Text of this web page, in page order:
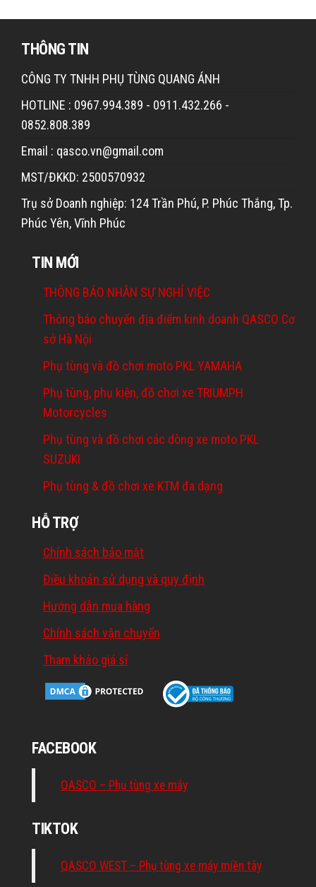
THÔNG TIN
CÔNG TY TNHH PHỤ TÙNG QUANG ÁNH
HOTLINE : 0967.994.389 - 0911.432.266 -
0852.808.389
Email : qasco.vn@gmail.com
MST/ĐKKD: 2500570932
Trụ sở Doanh nghiệp: 124 Trần Phú, P. Phúc Thắng, Tp.
Phúc Yên, Vĩnh Phúc
TIN MỚI
THÔNG BÁO NHÂN SỰ NGHỈ VIỆC
Thông báo chuyển địa điểm kinh doanh QASCO Cơ
sở Hà Nội
Phụ tùng và đồ chơi moto PKL YAMAHA
Phụ tùng, phụ kiện, đồ chơi xe TRIUMPH
Motorcycles
Phụ tùng và đồ chơi các dòng xe moto PKL
SUZUKI
Phụ tùng & đồ chơi xe KTM đa dạng
HỖ TRỢ
Chính sách bảo mật
Điều khoản sử dụng và quy định
Hướng dẫn mua hàng
Chính sách vận chuyển
Tham khảo giá sỉ
FACEBOOK
QASCO – Phụ tùng xe máy
TIKTOK
QASCO WEST – Phụ tùng xe máy miền tây